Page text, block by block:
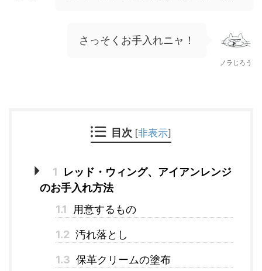
さっそくお手入れニャ！
ノラじろう
目次 [非表示]
1
レッド・ウィング、アイアンレンジ
のお手入れ方法
1.1
用意するもの
1.2 汚れ落とし
1.3 保革クリームの塗布